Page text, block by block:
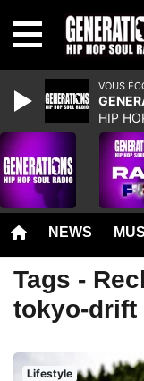
NEWS
Tags -
tokyo-drift
Lifestyle
VOUS
HIP